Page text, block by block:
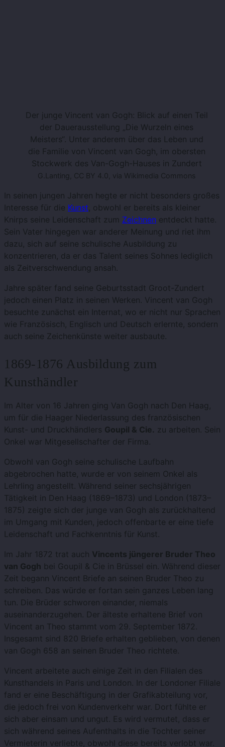
Der junge Vincent van Gogh: Blick auf einen Teil
der Dauerausstellung „Die Wurzeln eines
Meisters“. Unter anderem über das Leben und
die Familie von Vincent van Gogh, im obersten
Stockwerk des Van-Gogh-Hauses in Zundert
G.Lanting, CC BY 4.0, via Wikimedia Commons
In seinen jungen Jahren hegte er nicht besonders großes
Interesse für die Kunst, obwohl er bereits als kleiner
Knirps seine Leidenschaft zum Zeichnen entdeckt hatte.
Sein Vater hingegen war anderer Meinung und riet ihm
dazu, sich auf seine schulische Ausbildung zu
konzentrieren, da er das Talent seines Sohnes lediglich
als Zeitverschwendung ansah.
Jahre später fand seine Geburtsstadt Groot-Zundert
jedoch einen Platz in seinen Werken. Vincent van Gogh
besuchte zunächst ein Internat, wo er nicht nur Sprachen
wie Französisch, Englisch und Deutsch erlernte, sondern
auch seine Zeichenkünste weiter ausbaute.
1869-1876 Ausbildung zum
Kunsthändler
Im Alter von 16 Jahren ging Van Gogh nach Den Haag,
um für die Haager Niederlassung des französischen
Kunst- und Druckhändlers Goupil & Cie. zu arbeiten. Sein
Onkel war Mitgesellschafter der Firma.
Obwohl van Gogh seine schulische Laufbahn
abgebrochen hatte, wurde er von seinem Onkel als
Lehrling angestellt. Während seiner sechsjährigen
Tätigkeit in Den Haag (1869–1873) und London (1873–
1875) zeigte sich der junge van Gogh als zurückhaltend
im Umgang mit Kunden, jedoch offenbarte er eine tiefe
Leidenschaft und Fachkenntnis für Kunst.
Im Jahr 1872 trat auch Vincents jüngerer Bruder Theo
van Gogh bei Goupil & Cie in Brüssel ein. Während dieser
Zeit begann Vincent Briefe an seinen Bruder Theo zu
schreiben. Das würde er fortan sein ganzes Leben lang
tun. Die Brüder schworen einander, niemals
auseinanderzugehen. Der älteste erhaltene Brief von
Vincent an Theo stammt vom 29. September 1872.
Insgesamt sind 820 Briefe erhalten geblieben, von denen
van Gogh 658 an seinen Bruder Theo richtete.
Vincent arbeitete auch einige Zeit in den Filialen des
Kunsthandels in Paris und London. In der Londoner Filiale
fand er eine Beschäftigung in der Grafikabteilung vor,
die jedoch frei von Kundenverkehr war. Dort fühlte er
sich aber einsam und ungut. Es wird vermutet, dass er
sich während seines Aufenthalts in die Tochter seiner
Vermieterin verliebte, obwohl diese bereits verlobt war.